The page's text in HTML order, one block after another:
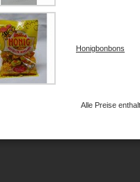
Honigbonbons
Alle Preise